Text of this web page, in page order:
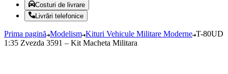
Costuri de livrare
Livrări telefonice
Prima pagină Modelism Kituri Vehicule Militare Moderne T-80UD
1:35 Zvezda 3591 – Kit Macheta Militara